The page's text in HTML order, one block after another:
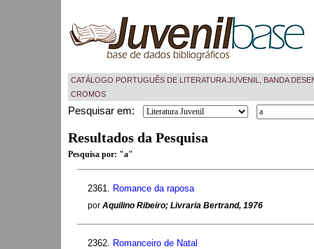
CATÁLOGO PORTUGUÊS DE LITERATURA JUVENIL, BANDA
CROMOS
Pesquisar em:
Resultados da Pesquisa
Pesquisa por: "a"
2361. Romance da raposa
por Aquilino Ribeiro; Livraria Bertrand, 1976
2362. Romanceiro de Natal